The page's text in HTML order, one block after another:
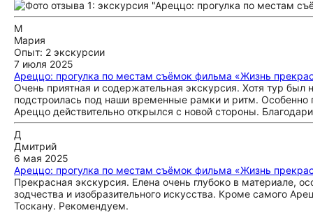
М
Мария
Опыт: 2 экскурсии
7 июля 2025
Ареццо: прогулка по местам съёмок фильма «Жизнь
Очень приятная и содержательная экскурсия. Хотя тур
подстроилась под наши временные рамки и ритм. Особенно
Ареццо действительно открылся с новой стороны.
Д
Дмитрий
6 мая 2025
Ареццо: прогулка по местам съёмок фильма «Жизнь
Прекрасная экскурсия. Елена очень глубоко в материале,
зодчества и изобразительного искусства. Кроме самого
Тоскану. Рекомендуем.